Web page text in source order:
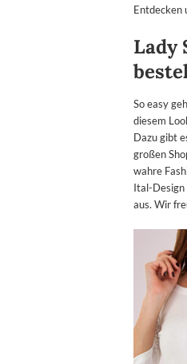
Entdecken
Lady
So easy
diesem
Dazu gibt
großen
wahre
Ital-Design
aus. Wir